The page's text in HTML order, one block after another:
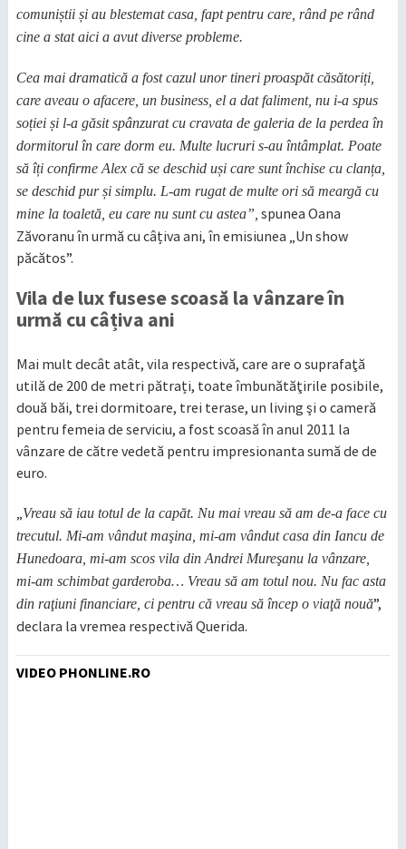
comuniștii și au blestemat casa, fapt pentru care, rând pe rând
cine a stat aici a avut diverse probleme.
Cea mai dramatică a fost cazul unor tineri proaspăt căsătoriți,
care aveau o afacere, un business, el a dat faliment, nu i-a spus
soției și l-a găsit spânzurat cu cravata de galeria de la perdea în
dormitorul în care dorm eu. Multe lucruri s-au întâmplat. Poate
să îți confirme Alex că se deschid uși care sunt închise cu clanța,
se deschid pur și simplu. L-am rugat de multe ori să meargă cu
mine la toaletă, eu care nu sunt cu astea”, spunea Oana
Zăvoranu în urmă cu câțiva ani, în emisiunea „Un show
păcătos”.
Vila de lux fusese scoasă la vânzare în
urmă cu câțiva ani
Mai mult decât atât, vila respectivă, care are o suprafaţă
utilă de 200 de metri pătrați, toate îmbunătăţirile posibile,
două băi, trei dormitoare, trei terase, un living şi o cameră
pentru femeia de serviciu, a fost scoasă în anul 2011 la
vânzare de către vedetă pentru impresionanta sumă de de
euro.
Vreau să iau totul de la capăt. Nu mai vreau să am de-a face cu
trecutul. Mi-am vândut maşina, mi-am vândut casa din Iancu de
Hunedoara, mi-am scos vila din Andrei Mureşanu la vânzare,
mi-am schimbat garderoba… Vreau să am totul nou. Nu fac asta
din raţiuni financiare, ci pentru că vreau să încep o viaţă nouă”,
declara la vremea respectivă Querida.
VIDEO PHONLINE.RO